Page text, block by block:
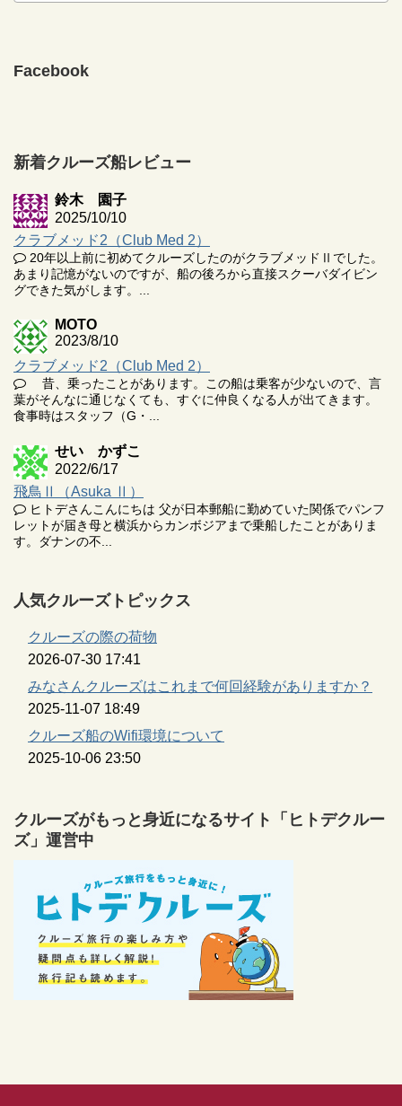
Facebook
新着クルーズ船レビュー
鈴木 園子
2025/10/10
クラブメッド2（Club Med 2）
20年以上前に初めてクルーズしたのがクラブメッドⅡでした。
あまり記憶がないのですが、船の後ろから直接スクーバダイビン
グできた気がします。...
MOTO
2023/8/10
クラブメッド2（Club Med 2）
昔、乗ったことがあります。この船は乗客が少ないので、言
葉がそんなに通じなくても、すぐに仲良くなる人が出てきます。
食事時はスタッフ（G・...
せい かずこ
2022/6/17
飛鳥Ⅱ（Asuka Ⅱ）
ヒトデさんこんにちは 父が日本郵船に勤めていた関係でパンフ
レットが届き母と横浜からカンボジアまで乗船したことがありま
す。ダナンの不...
人気クルーズトピックス
クルーズの際の荷物
2026-07-30 17:41
みなさんクルーズはこれまで何回経験がありますか？
2025-11-07 18:49
クルーズ船のWifi環境について
2025-10-06 23:50
クルーズがもっと身近になるサイト「ヒトデクルー
ズ」運営中